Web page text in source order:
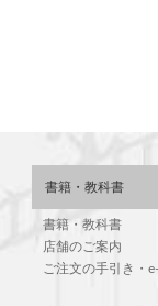
書籍・教科書
書籍・教科書
店舗のご案内
ご注文の手引き・